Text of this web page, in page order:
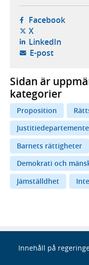
Facebook-
X- öppnas i ny
LinkedIn-
E-post- öppnar
Sidan är
kategorier
Proposition
Barnets rättigheter
Demokrati och
Jämställdhet
Innehåll på